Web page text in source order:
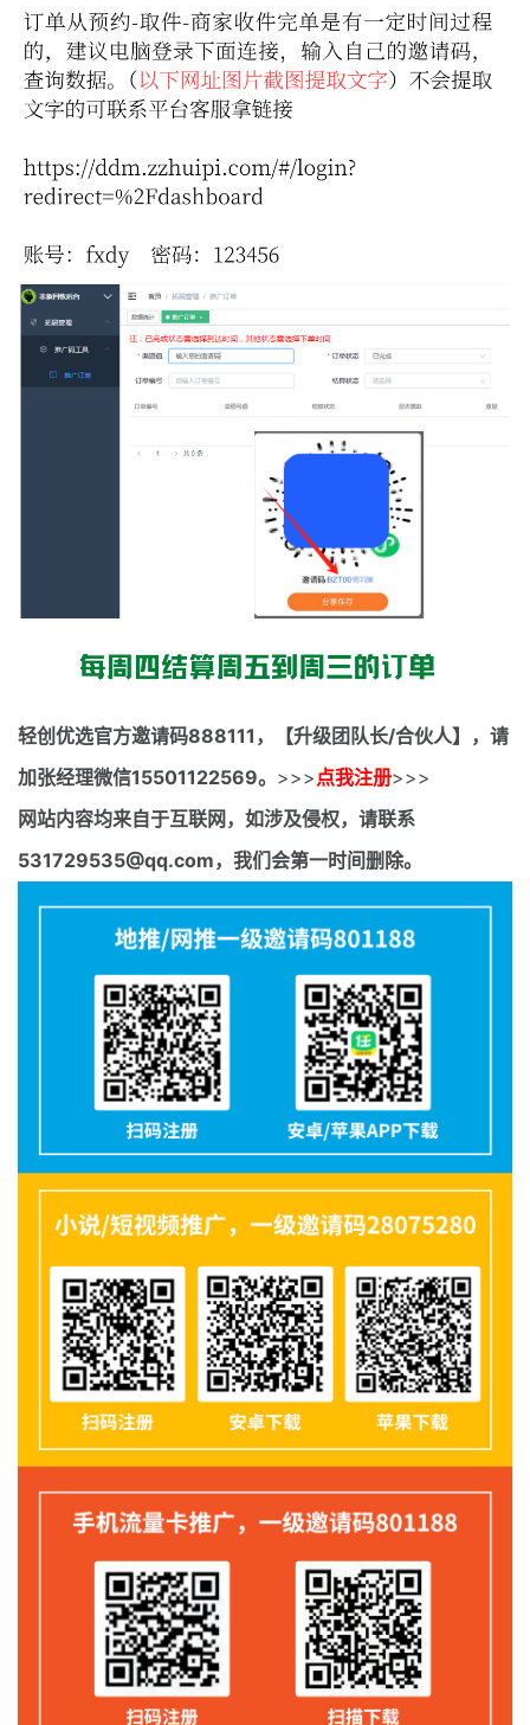
轻创优选官方邀请码888111，【升级团队长/合伙人】，请
加张经理微信15501122569。 >>> 点我注册>>>
网站内容均来自于互联网，如涉及侵权，请联系
531729535@qq.com，我们会第一时间删除。